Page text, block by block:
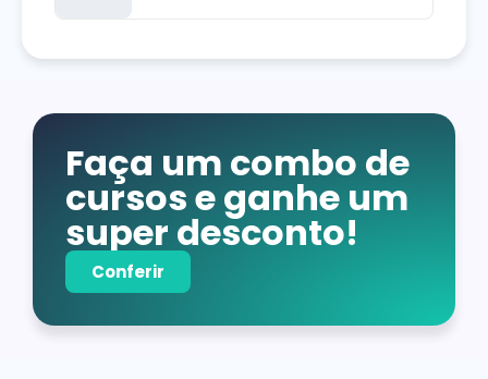
Faça um combo de
cursos e ganhe um
super desconto!
Conferir